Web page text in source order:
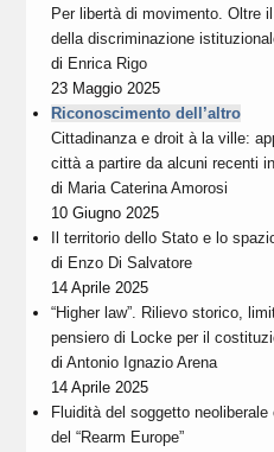
Per libertà di movimento. Oltre
della discriminazione
di Enrica Rigo
23 Maggio 2025
Riconoscimento dell’altro
Cittadinanza e droit à la ville:
città a partire da alcuni recenti
di Maria Caterina Amorosi
10 Giugno 2025
Il territorio dello Stato e lo
di Enzo Di Salvatore
14 Aprile 2025
“Higher law”. Rilievo storico,
pensiero di Locke per il
diAntonio Ignazio Arena
14 Aprile 2025
Fluidità del soggetto
del “Rearm Europe”